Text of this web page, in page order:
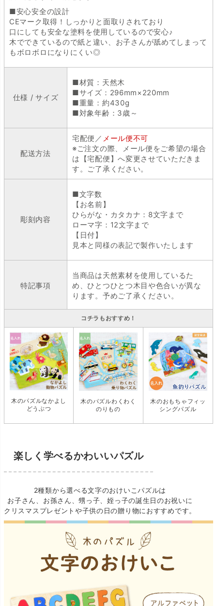
■安心安全の設計
CEマーク取得！しっかりと面取りされており
口にしても安全な塗料を使用しているので安心♪
木でできているので紙と違い、お子さんが舐めてしまって
もボロボロになりにくい◎
仕様 / サイズ
■材質：天然木
■サイズ：296mm×220mm
■重量：約430g
■対象年齢：3歳～
配送方法
宅配便／ メール便不可
※ご注文の際、メール便をご希望の場合
は【宅配便】へ変更させていただきま
す。ご了承ください。
彫刻内容
■文字数
【お名前】
ひらがな・カタカナ：8文字まで
ローマ字：12文字まで
【日付】
見本と同様の表記で製作いたします
特記事項
当商品は天然素材を使用しているた
め、ひとつひとつ木目や色合いが異な
ります。予めご了承ください。
コチラもおすすめ！
木のパズルなかよし
どうぶつ
木のパズルわくわく
のりもの
木のおもちゃフィッ
シングパズル
楽しく学べるかわいいパズル
2種類から選べる文字のおけいこパズルは
お子さん、お孫さん、甥っ子、姪っ子の誕生日のお祝いに
クリスマスプレゼントや子供の日の贈り物におすすめです。